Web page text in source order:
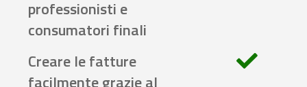
professionisti e
consumatori finali
Creare le fatture
facilmente grazie al